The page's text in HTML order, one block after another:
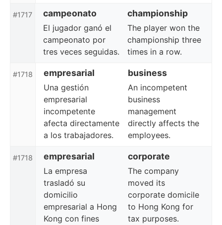
#1717 campeonato championship
El jugador ganó el
campeonato por
tres veces seguidas.
The player won the
championship three
times in a row.
#1718 empresarial business
Una gestión
empresarial
incompetente
afecta directamente
a los trabajadores.
An incompetent
business
management
directly affects the
employees.
#1718 empresarial corporate
La empresa
trasladó su
domicilio
empresarial a Hong
Kong con fines
The company
moved its
corporate domicile
to Hong Kong for
tax purposes.